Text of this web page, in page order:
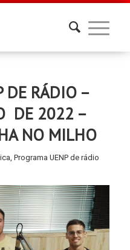
DE RÁDIO –
DE 2022 –
NO MILHO
, Programa UENP de rádio